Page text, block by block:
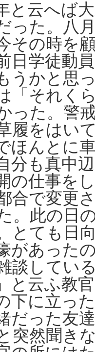
と云へば
った。八
その時を
日学徒動
うかと思
「それく
った。警
履をはい
ほんとに
分も真中
の仕事を
合で変更
。此の日
とても日
があった
談してい
と云ふ教
下に立っ
だった友
突然聞き